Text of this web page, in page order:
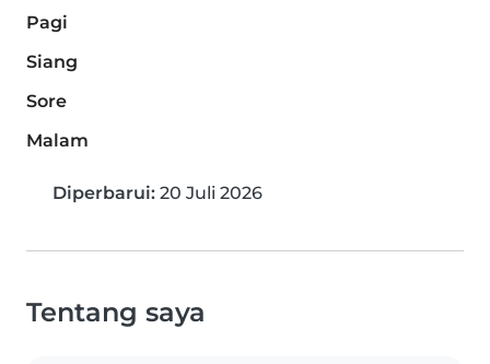
Pagi
Siang
Sore
Malam
Diperbarui: 20 Juli 2026
Tentang saya